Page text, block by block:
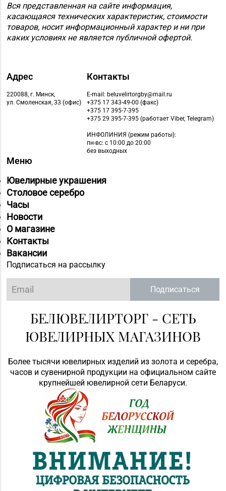
Вся представленная на сайте информация,
касающаяся технических характеристик, стоимости
товаров, носит информационный характер и ни при
каких условиях не является публичной офертой.
Адрес
220088, г. Минск,
ул. Смоленская, 33 (офис)
Контакты
E-mail: beluvelirtorgby@mail.ru
+375 17 343-49-00 (факс)
+375 17 395-7-395
+375 29 395-7-395 (работает Viber, Telegram)
ИНФОЛИНИЯ (режим работы):
пн-вс: с 10:00 до 20:00
без выходных
Меню
Ювелирные украшения
Столовое серебро
Часы
Новости
О магазине
Контакты
Вакансии
Подписаться на рассылку
Подписаться
БЕЛЮВЕЛИРТОРГ - СЕТЬ
ЮВЕЛИРНЫХ МАГАЗИНОВ
Более тысячи ювелирных изделий из золота и серебра,
часов и сувенирной продукции на официальном сайте
крупнейшей ювелирной сети Беларуси.